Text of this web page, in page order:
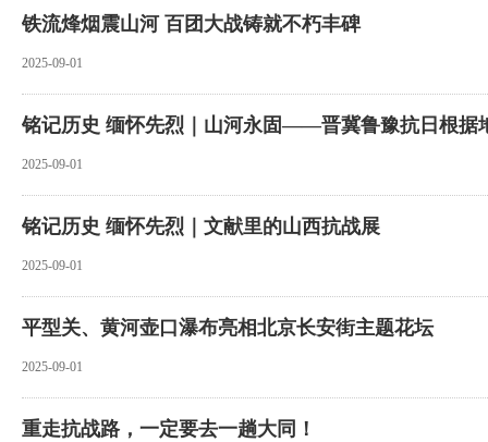
铁流烽烟震山河 百团大战铸就不朽丰碑
2025-09-01
铭记历史 缅怀先烈｜山河永固——晋冀鲁豫抗日根据
2025-09-01
铭记历史 缅怀先烈｜文献里的山西抗战展
2025-09-01
平型关、黄河壶口瀑布亮相北京长安街主题花坛
2025-09-01
重走抗战路，一定要去一趟大同！